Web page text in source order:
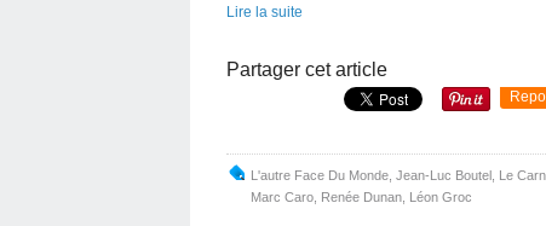
Lire la suite
Partager cet article
L'autre Face Du Monde Jean-Luc Boutel Le
Marc Caro Renée Dunan Léon Groc